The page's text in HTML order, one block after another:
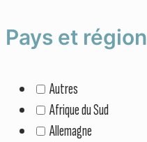
Pays et région
Autres
Afrique du Sud
Allemagne